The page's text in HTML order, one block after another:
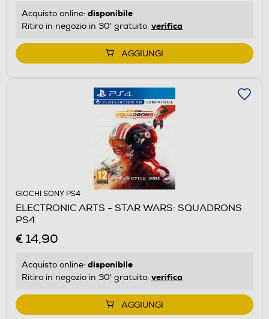
Acquisto online: disponibile
Ritiro in negozio in 30' gratuito: verifica
AGGIUNGI
GIOCHI SONY PS4
ELECTRONIC ARTS - STAR WARS: SQUADRONS
PS4
€ 14,90
Acquisto online: disponibile
Ritiro in negozio in 30' gratuito: verifica
AGGIUNGI